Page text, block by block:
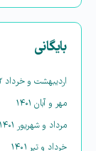
بایگانی
اردیبهشت و خرداد ۱۴۰۲
مهر و آبان ۱۴۰۱
مرداد و شهریور ۱۴۰۱
خرداد و تیر ۱۴۰۱